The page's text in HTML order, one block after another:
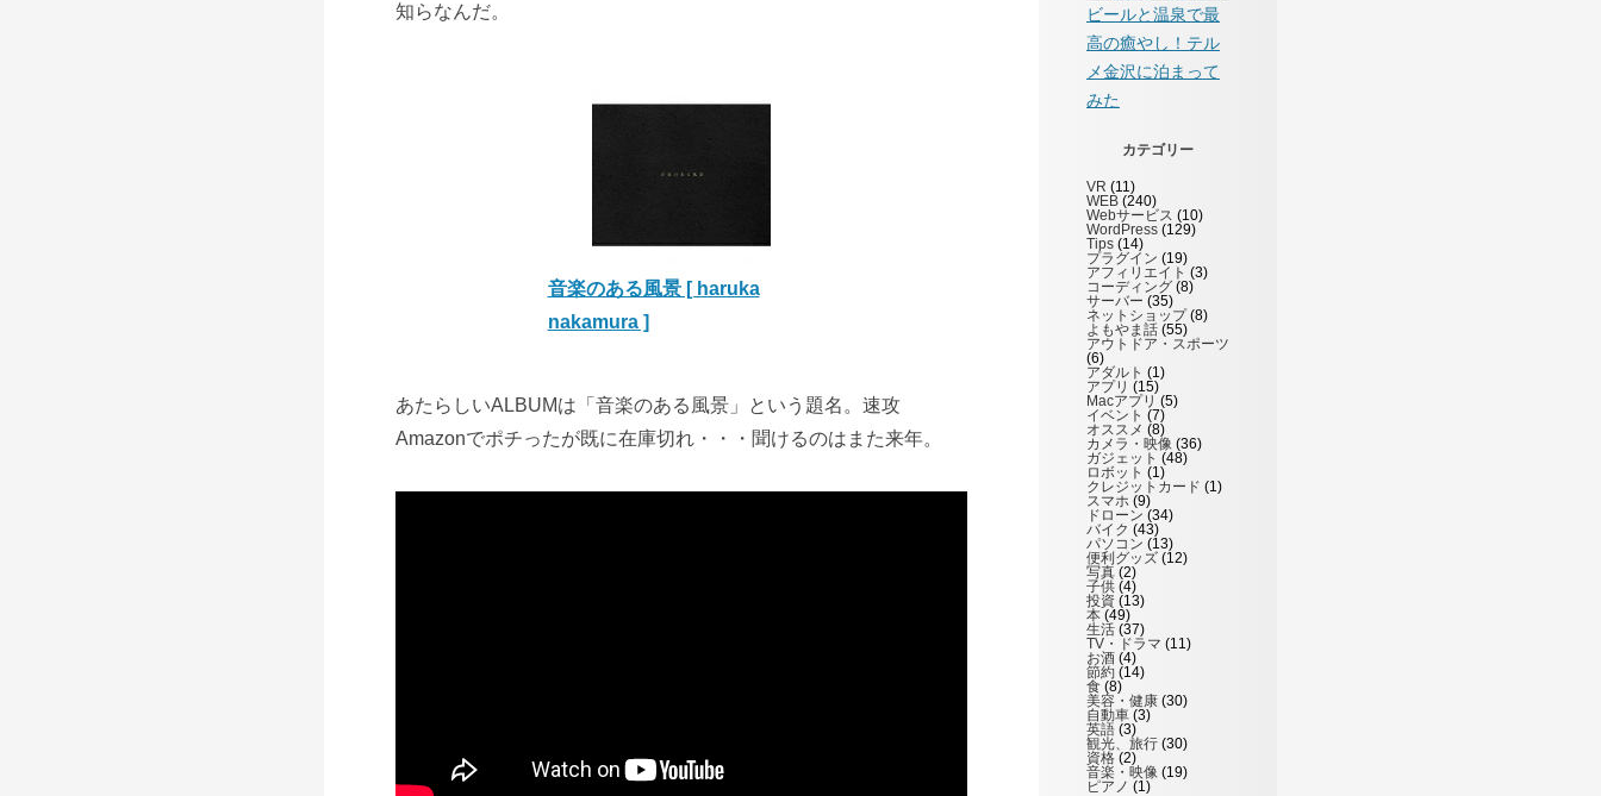
知らなんだ。
音楽のある風景 [ haruka
nakamura ]
あたらしいALBUMは「音楽のある風景」という題名。速攻
Amazonでポチったが既に在庫切れ・・・聞けるのはまた来年。
ビールと温泉で最
高の癒やし！テル
メ金沢に泊まって
みた
カテゴリー
VR (11)
WEB (240)
Webサービス (10)
WordPress (129)
Tips (14)
プラグイン (19)
アフィリエイト (3)
コーディング (8)
サーバー (35)
ネットショップ(8)
よもやま話 (55)
アウトドア・スポーツ
(6)
アダルト (1)
アプリ (15)
Macアプリ (5)
イベント (7)
オススメ (8)
カメラ・映像 (36)
ガジェット (48)
ロボット (1)
クレジットカード (1)
スマホ (9)
ドローン (34)
バイク (43)
パソコン (13)
便利グッズ (12)
写真 (2)
子供 (4)
投資 (13)
本 (49)
生活 (37)
TV・ドラマ (11)
お酒 (4)
節約 (14)
食 (8)
美容・健康 (30)
自動車 (3)
英語 (3)
観光、旅行 (30)
資格 (2)
音楽・映像 (19)
ピアノ (1)